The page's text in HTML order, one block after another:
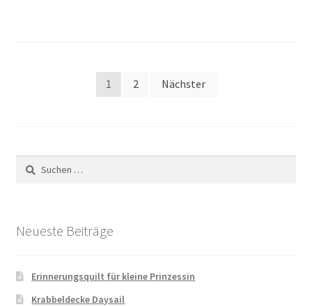
Seitennummerierung
1 2 Nächster
Suchen
nach:
Neueste Beiträge
Erinnerungsquilt für kleine Prinzessin
Krabbeldecke Daysail